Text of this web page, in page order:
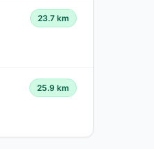
23.7 km
25.9 km